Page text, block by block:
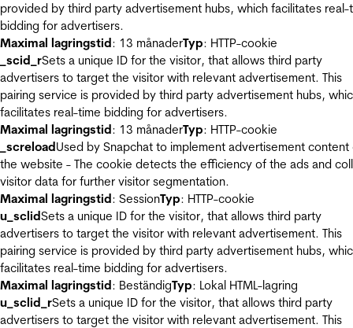
provided by third party advertisement hubs, which facilitates real-
bidding for advertisers.
Maximal lagringstid: 13 månaderTyp: HTTP-cookie
_scid_rSets a unique ID for the visitor, that allows third party
advertisers to target the visitor with relevant advertisement. This
pairing service is provided by third party advertisement hubs,
facilitates real-time bidding for advertisers.
Maximal lagringstid: 13 månaderTyp: HTTP-cookie
_screloadUsed by Snapchat to implement advertisement content
the website - The cookie detects the efficiency of the ads and
visitor data for further visitor segmentation.
Maximal lagringstid: SessionTyp: HTTP-cookie
u_sclidSets a unique ID for the visitor, that allows third party
advertisers to target the visitor with relevant advertisement. This
pairing service is provided by third party advertisement hubs,
facilitates real-time bidding for advertisers.
Maximal lagringstid: BeständigTyp: Lokal HTML-lagring
u_sclid_rSets a unique ID for the visitor, that allows third party
advertisers to target the visitor with relevant advertisement. This